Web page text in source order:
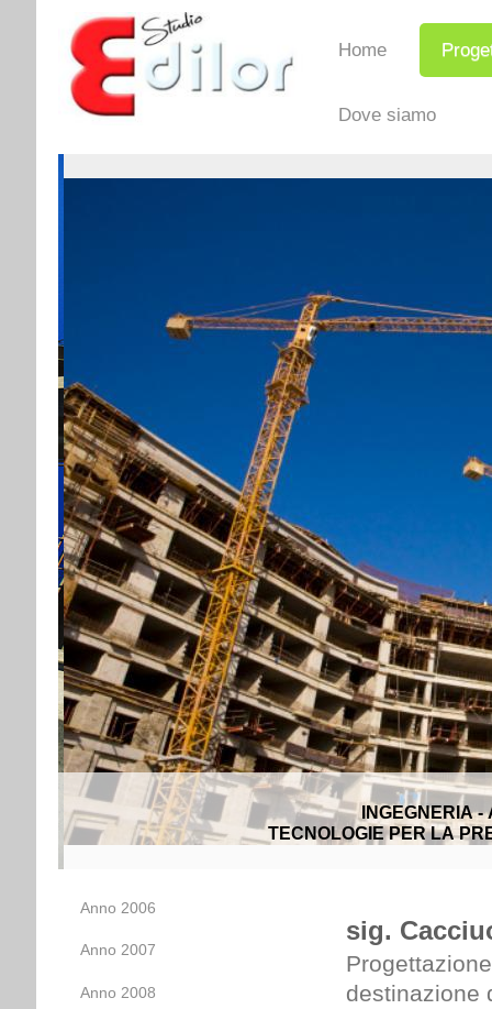
Home
Dove siamo
INGEGNERIA
TECNOLOGIE PER LA
sig.
destinazione
Anno 2006
Anno 2007
Anno 2008